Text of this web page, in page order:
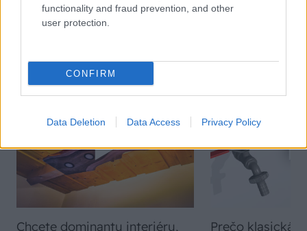
functionality and fraud prevention, and other
user protection.
CONFIRM
Data Deletion Data Access Privacy Policy
VIDEO
Chcete dominantu interiéru,
Prečo klasická